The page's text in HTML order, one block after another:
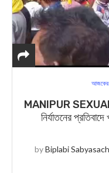
আজকের
MANIPUR SEXUAL
নির্যাতনের
byBiplabi